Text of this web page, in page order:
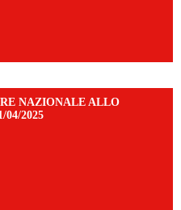
NAZIONALE ALLO
04/2025